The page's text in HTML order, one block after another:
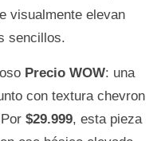
visualmente elevan
sencillos.
Precio WOW: una
con textura chevron
$29.999, esta pieza